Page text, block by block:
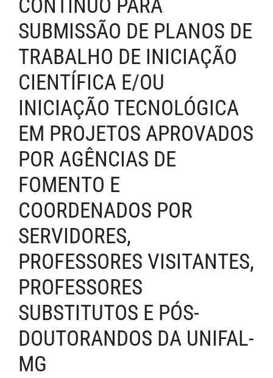
CONTÍNUO PARA
SUBMISSÃO DE PLANOS DE
TRABALHO DE INICIAÇÃO
CIENTÍFICA E/OU
INICIAÇÃO TECNOLÓGICA
EM PROJETOS APROVADOS
POR AGÊNCIAS DE
FOMENTO E
COORDENADOS POR
SERVIDORES,
PROFESSORES VISITANTES,
PROFESSORES
SUBSTITUTOS E PÓS-
DOUTORANDOS DA UNIFAL-
MG